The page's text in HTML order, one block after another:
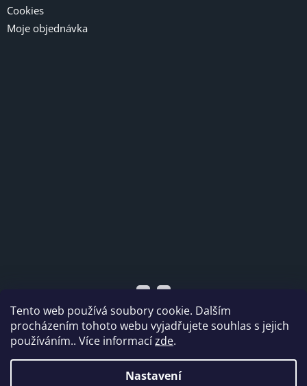
Tento web používá soubory cookie. Dalším
procházením tohoto webu vyjadřujete souhlas s jejich
používáním.. Více informacízde.
Nastavení
Cookies
Moje objednávka
Vytvořil Shoptet